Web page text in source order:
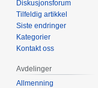
Diskusjonsforum
Tilfeldig artikkel
Siste endringer
Kategorier
Kontakt oss
Avdelinger
Allmenning